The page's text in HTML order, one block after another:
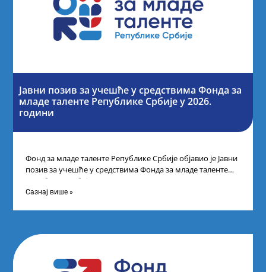
Јавни позив за учешће у средствима Фонда за
младе таленте Републике Србије у 2026.
години
Фонд за младе таленте Републике Србије објавио је Јавни
позив за учешће у средствима Фонда за младе таленте
Републике Србије
Сазнај више »